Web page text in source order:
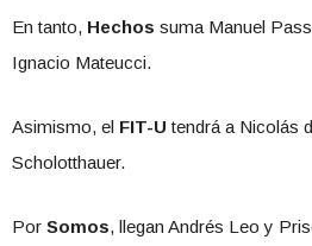
En tanto, Hechos suma Manuel
Ignacio Mateucci.
Asimismo, el FIT-U tendrá a Nicolás
Scholotthauer.
Por Somos, llegan Andrés Leo y